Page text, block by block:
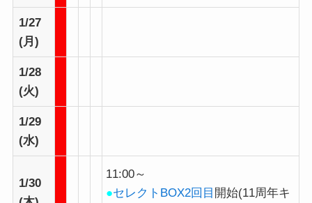
1/27
(月)
1/28
(火)
1/29
(水)
1/30
11:00～
●セレクトBOX2回目 開始(11周年キ